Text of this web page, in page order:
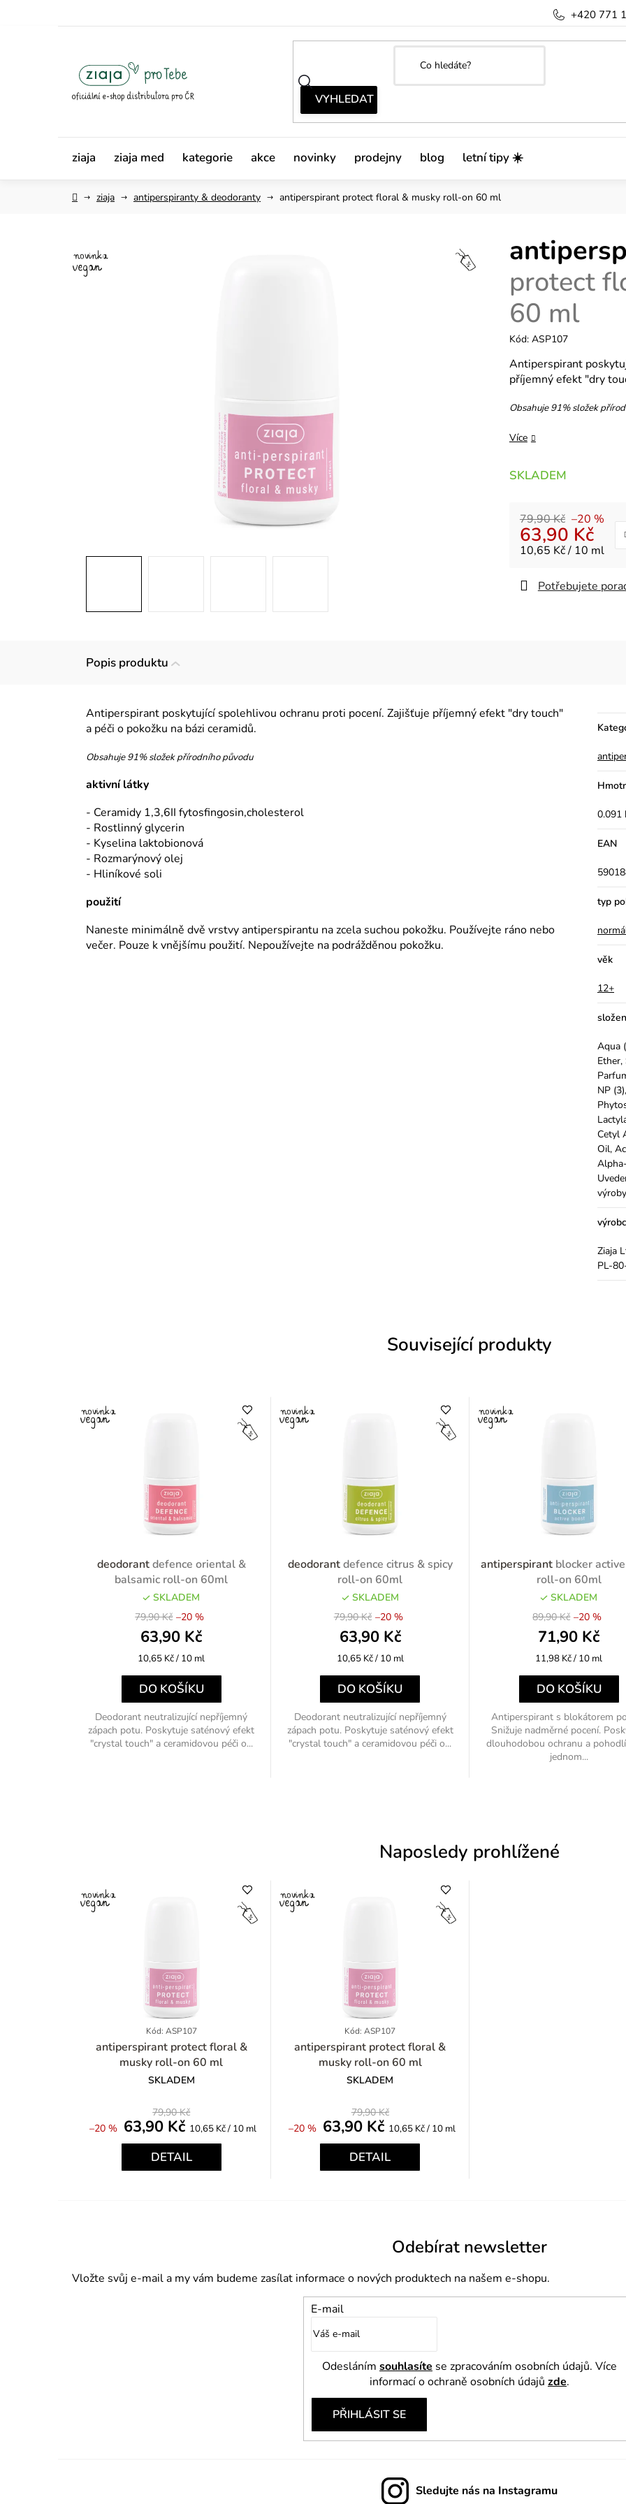
+420 771
ziaja ziaja med kategorie akce novinky prodejny blog letní tipy ☀️
Domůziaja antiperspiranty & deodoranty antiperspirant protect floral & musky roll-on 60 ml
protect
60 ml
Kód: ASP107
Antiperspirant
příjemný efekt "dry
Obsahuje 91% složek
Více
SKLADEM
79,90 Kč –20 %
63,90 Kč
Měrná cena:
10,65 Kč / 10 ml
Potřebujete
Popis produktu
Antiperspirant poskytující spolehlivou ochranu proti pocení. Zajišťuje příjemný efekt "dry touch"
a péči o pokožku na bázi ceramidů.
Obsahuje 91% složek přírodního původu
aktivní látky
- Ceramidy 1,3,6II fytosfingosin,cholesterol
- Rostlinný glycerin
- Kyselina laktobionová
- Rozmarýnový olej
- Hliníkové soli
použití
Naneste minimálně dvě vrstvy antiperspirantu na zcela suchou pokožku. Používejte ráno nebo
večer. Pouze k vnějšímu použití. Nepoužívejte na podrážděnou pokožku.
0.091
EAN
typ
věk
12+
Aqua
NP
Cetyl
Oil,
Ziaja
PL-
Související produkty
deodorantdefence oriental &
balsamic roll-on 60ml
SKLADEM
79,90 Kč
63,90 Kč
–20 %
Měrná
10,65 Kč / 10 ml
DO KOŠÍKU
Deodorant neutralizující nepříjemný
zápach potu. Poskytuje saténový efekt
"crystal touch" a ceramidovou péči o...
deodorantdefence citrus & spicy
roll-on 60ml
SKLADEM
79,90 Kč
63,90 Kč
–20 %
Měrná
10,65 Kč / 10 ml
DO KOŠÍKU
Deodorant neutralizující nepříjemný
zápach potu. Poskytuje saténový efekt
"crystal touch" a ceramidovou péči o...
antiperspirant blocker
roll-on 60ml
SKLADEM
89,90 Kč
71,90 Kč
–20 %
Měrná
11,98 Kč / 10 ml
DO KOŠÍKU
Antiperspirant s blokátorem
Snižuje nadměrné pocení.
dlouhodobou ochranu a
jednom...
Naposledy prohlížené
Kód: ASP107
antiperspirant protect floral &
musky roll-on 60 ml
SKLADEM
79,90 Kč
–20 % 63,90 Kč Měrná
10,65 Kč / 10 ml
DETAIL
Kód: ASP107
antiperspirant protect floral &
musky roll-on 60 ml
SKLADEM
79,90 Kč
–20 % 63,90 Kč Měrná
10,65 Kč / 10 ml
DETAIL
Odebírat newsletter
Vložte svůj e-mail a my vám budeme zasílat informace o nových produktech na našem e-shopu.
E-mail
Odesláním souhlasíte se zpracováním osobních údajů. Více
informací o ochraně osobních údajů zde.
PŘIHLÁSIT SE
Sledujte nás na Instagramu